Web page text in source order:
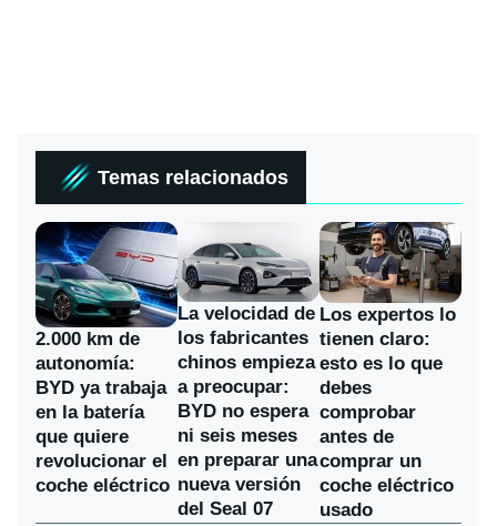
Temas relacionados
2.000 km de
autonomía:
BYD ya trabaja
en la batería
que quiere
revolucionar el
coche eléctrico
La velocidad de
los fabricantes
chinos empieza
a preocupar:
BYD no espera
ni seis meses
en preparar una
nueva versión
del Seal 07
Los expertos lo
tienen claro:
esto es lo que
debes
comprobar
antes de
comprar un
coche eléctrico
usado